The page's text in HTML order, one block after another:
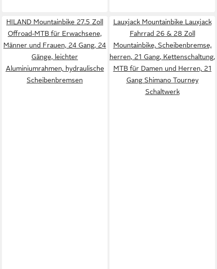
HILAND Mountainbike 27.5 Zoll
Offroad-MTB für Erwachsene,
Männer und Frauen, 24 Gang, 24
Gänge, leichter
Aluminiumrahmen, hydraulische
Scheibenbremsen
Lauxjack Mountainbike Lauxjack
Fahrrad 26 & 28 Zoll
Mountainbike, Scheibenbremse,
herren, 21 Gang, Kettenschaltung,
MTB für Damen und Herren, 21
Gang Shimano Tourney
Schaltwerk